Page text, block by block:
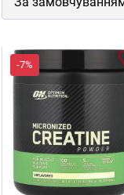
-7%